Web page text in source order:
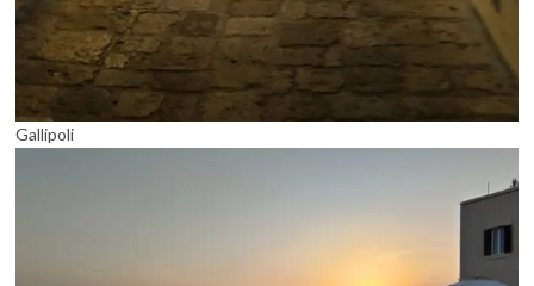
Gallipoli